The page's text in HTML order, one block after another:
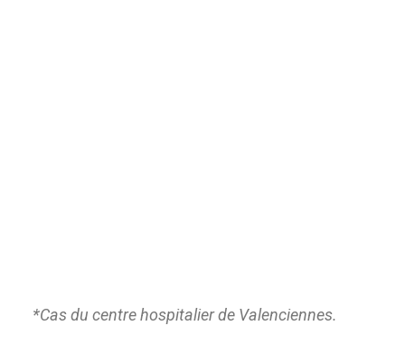
*Cas du centre hospitalier de Valenciennes.